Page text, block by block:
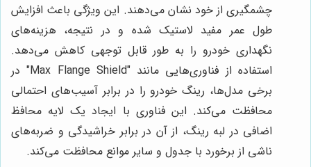
چشمگیری از خود نشان می‌دهند. این ویژگی باعث افزایش
طول عمر مفید لاستیک شده و در نتیجه، هزینه‌های
نگهداری خودرو را به طور قابل توجهی کاهش می‌دهد.
استفاده از فناوری‌هایی مانند "Max Flange Shield" در
برخی مدل‌ها، رینگ خودرو را در برابر آسیب‌های احتمالی
محافظت می‌کند. این فناوری با ایجاد یک لایه محافظ
اضافی در لبه رینگ، از آن در برابر خراشیدگی و ضربه‌های
ناشی از برخورد با جدول و سایر موانع محافظت می‌کند.